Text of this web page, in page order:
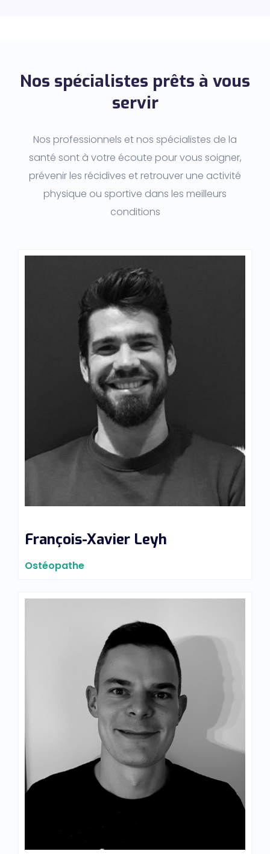
Nos spécialistes prêts à vous
servir
Nos professionnels et nos spécialistes de la
santé sont à votre écoute pour vous soigner,
prévenir les récidives et retrouver une activité
physique ou sportive dans les meilleurs
conditions
François-Xavier Leyh
Ostéopathe